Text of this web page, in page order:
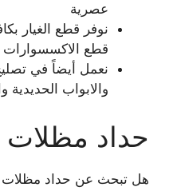
عصرية
نوفر قطع الغيار
قطع الاكسسوارات
نعمل أيضاً في
والابواب الحديدية
حداد مظلات
هل تبحث عن حداد مظلات